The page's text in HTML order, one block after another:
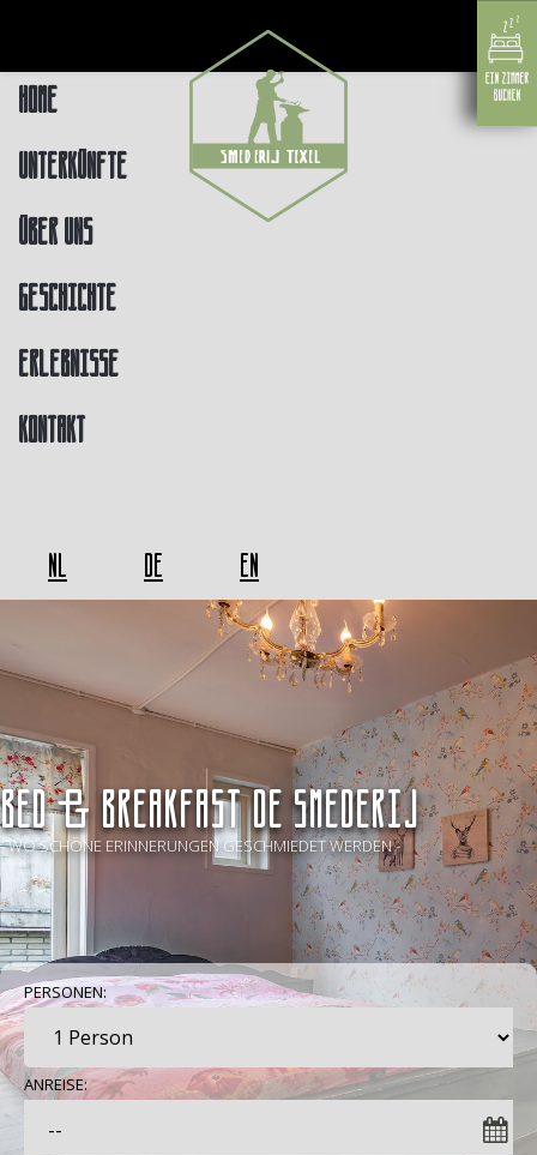
Home
Unterkünfte
Über uns
Geschichte
Erlebnisse
Kontakt
NL DE EN
BED & BREAKFAST De Smederij
- WO SCHÖNE ERINNERUNGEN GESCHMIEDET WERDEN -
PERSONEN:
ANREISE: